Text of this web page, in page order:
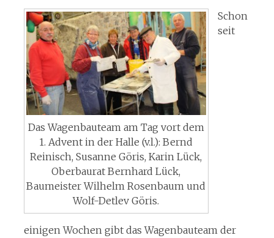
Das Wagenbauteam am Tag vort dem
1. Advent in der Halle (v.l.): Bernd
Reinisch, Susanne Göris, Karin Lück,
Oberbaurat Bernhard Lück,
Baumeister Wilhelm Rosenbaum und
Wolf-Detlev Göris.
Schon
seit
einigen Wochen gibt das Wagenbauteam der